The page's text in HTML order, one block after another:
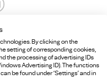
für Sie da.
36 92-0
By clicking on the
setting of corresponding cookies,
the processing of advertising IDs
Advertising ID). The functions
be found under ‘Settings’ and in